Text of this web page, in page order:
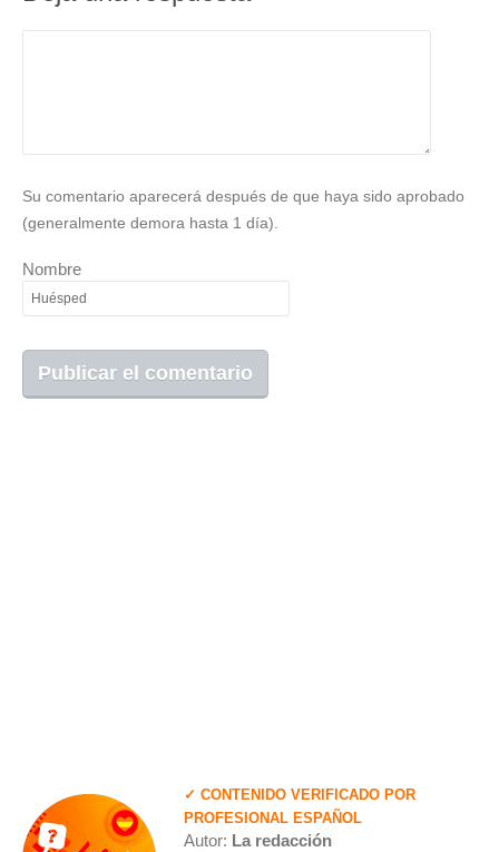
Su comentario aparecerá después de que haya sido aprobado
(generalmente demora hasta 1 día).
Nombre
✓ CONTENIDO VERIFICADO POR
PROFESIONAL ESPAÑOL
Autor: La redacción